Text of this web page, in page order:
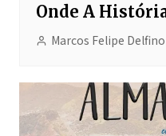
Onde A
Marcos Felipe Delfino